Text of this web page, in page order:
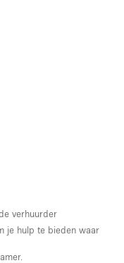
verhuurder
je hulp te bieden waar